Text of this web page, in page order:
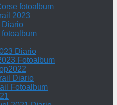
fotoalbum
2023
Diario
fotoalbum
Diario
Fotoalbum
Diario
Fotoalbum